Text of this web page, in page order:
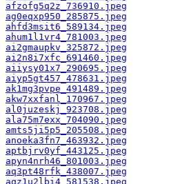
afzofg5q2z_736910.jpeg
ag0eqxp950_285875.jpeg
ahfd3msit6_589134.jpeg
ahum1l1vr4_781003.jpeg
ai2gmaupkv_325872.jpeg
ai2n8i7xfc_691460.jpeg
aiiysy01x7_290695.jpeg
aiyp5gt457_478631.jpeg
ak1mg3pvpe_491489.jpeg
akw7xxfanl_170967.jpeg
al0juzeskj_923708.jpeg
ala75m7exx_704090.jpeg
amts5ji5p5_205508.jpeg
anoeka3fn7_463932.jpeg
aptbjrv0yf_443125.jpeg
apyn4nrh46_801003.jpeg
aq3pt48rfk_438007.jpeg
aqz1u2lbi4_581538.jpeg